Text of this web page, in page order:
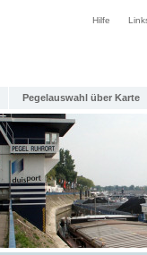
Hilfe
Pegelauswahl über Karte